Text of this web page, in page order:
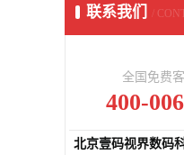
联系我们 /
全国免费
400-
北京壹码视界数码